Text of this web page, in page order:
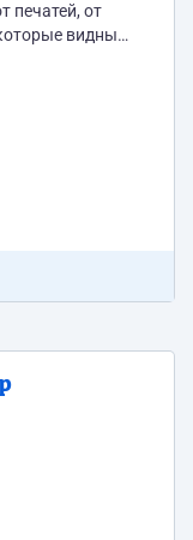
печатей, от
видны
под